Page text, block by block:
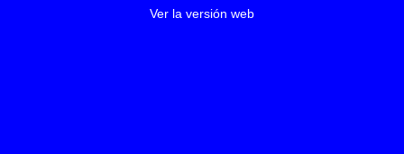
Ver la versión web